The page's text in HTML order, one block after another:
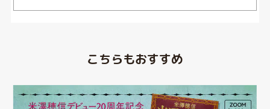
こちらもおすすめ